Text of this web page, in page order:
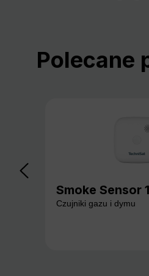
Pomiń galerię produktów
Polecane
Smoke Sensor 1
Czujniki gazu i dymu